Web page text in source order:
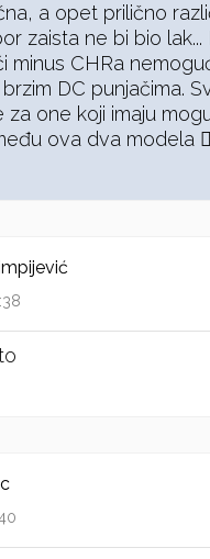
a opet prilično
zaista ne bi bio lak...
minus CHRa
DC punjačima.
za one koji imaju
ova dva modela